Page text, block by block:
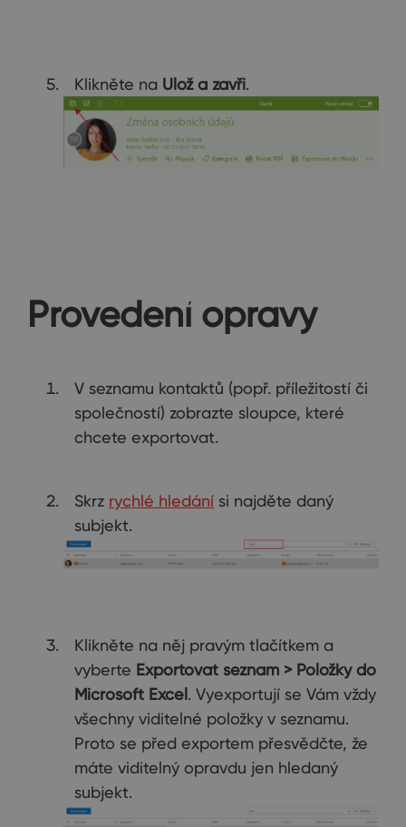
Klikněte na Ulož a zavři.
Provedení opravy
V seznamu kontaktů (popř. příležitostí či
společností) zobrazte sloupce, které
chcete exportovat.
Skrz rychlé hledání si najděte daný
subjekt.
Klikněte na něj pravým tlačítkem a
vyberte Exportovat seznam > Položky do
Microsoft Excel . Vyexportují se Vám vždy
všechny viditelné položky v seznamu.
Proto se před exportem přesvědčte, že
máte viditelný opravdu jen hledaný
subjekt.